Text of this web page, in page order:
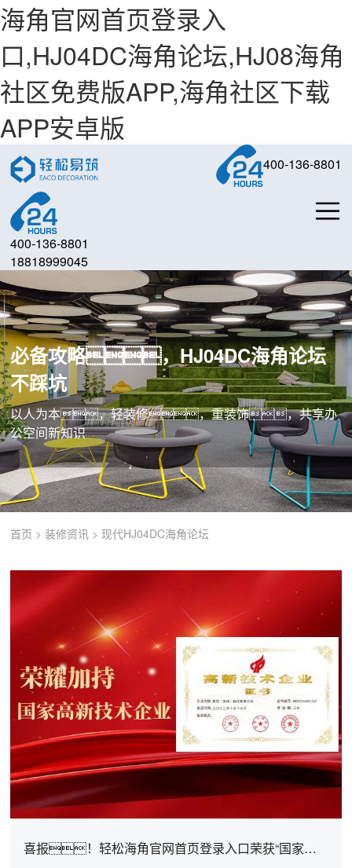
海角官网首页登录入
口,HJ04DC海角论坛,HJ08海角
社区免费版APP,海角社区下载
APP安卓版
400-136-8801
18818999045
400-136-8801
必备攻略，HJ04DC海角论坛
不踩坑
以人为本，轻装修，重装饰，共享办
公空间新知识
首页 > 装修资讯 > 现代HJ04DC海角论坛
喜报！轻松海角官网首页登录入口荣获“国家高新技术企业”认证！